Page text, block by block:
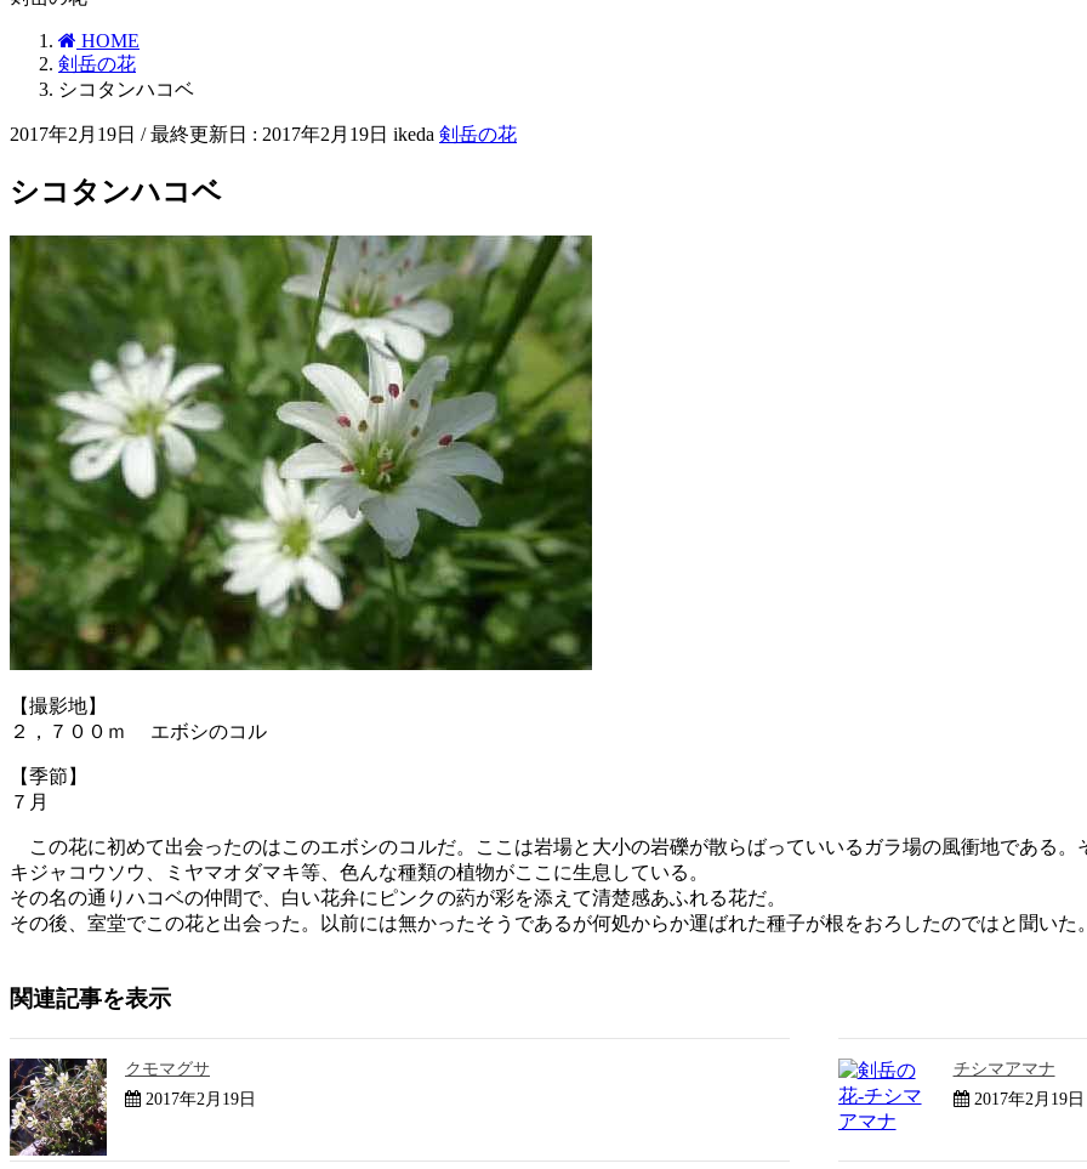
HOME
剣岳の花
シコタンハコベ
2017年2月19日 / 最終更新日 : 2017年2月19日 ikeda 剣岳の花
シコタンハコベ
【撮影地】
２，７００ｍ エボシのコル
【季節】
７月
この花に初めて出会ったのはこのエボシのコルだ。ここは岩場と大小の岩礫が散らばっていいるガラ場の風衝地である
キジャコウソウ、ミヤマオダマキ等、色んな種類の植物がここに生息している。
その名の通りハコベの仲間で、白い花弁にピンクの葯が彩を添えて清楚感あふれる花だ。
その後、室堂でこの花と出会った。以前には無かったそうであるが何処からか運ばれた種子が根をおろしたのではと聞いた
関連記事を表示
クモマグサ
2017年2月19日
チシマアマナ
2017年2月19日